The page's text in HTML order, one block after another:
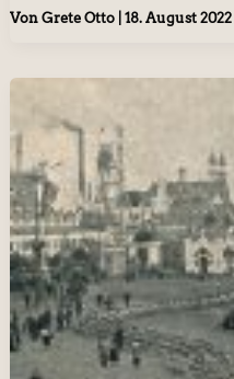
Von Grete Otto 18. August 2022